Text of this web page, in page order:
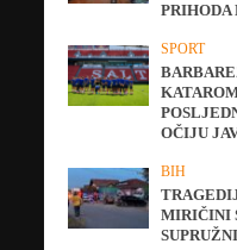
SPORT
OČIJU
BIH
MIRIČINI